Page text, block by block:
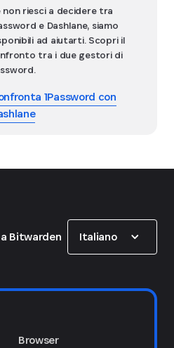
non riesci a decidere tra
e Dashlane, siamo
ad aiutarti. Scopri il
tra i due gestori di
1Password con
Bitwarden Italiano
Browser